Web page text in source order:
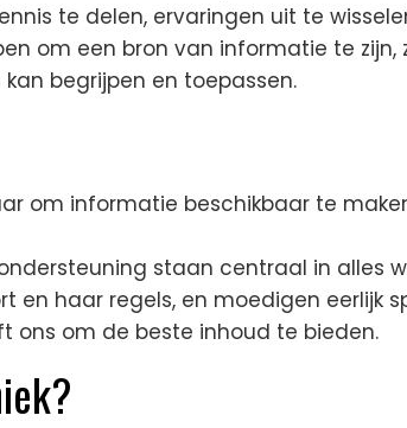
te delen, ervaringen uit te
om een bron van informatie te zijn,
begrijpen en toepassen.
om informatie beschikbaar te
staan centraal in alles
en haar regels, en moedigen eerlijk
ons om de beste inhoud te bieden.